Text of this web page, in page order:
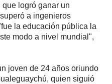
logró ganar un
a ingenieros
la educación pública la
modo a nivel mundial",
joven de 24 años oriundo
quien siguió